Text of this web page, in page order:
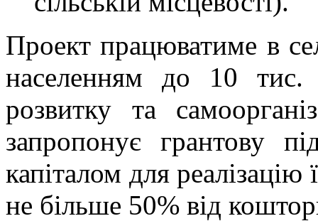
Проект працюватиме в
населенням до 10
розвитку та
запропонує грантову
капіталом для реалізацію
не більше 50% від